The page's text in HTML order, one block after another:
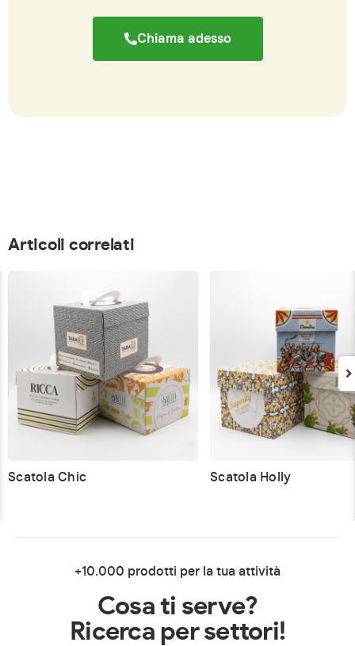
Chiama adesso
Articoli correlati
Scatola Chic Scatola Holly
+10.000 prodotti per la tua attività
Cosa ti serve?
Ricerca per settori!